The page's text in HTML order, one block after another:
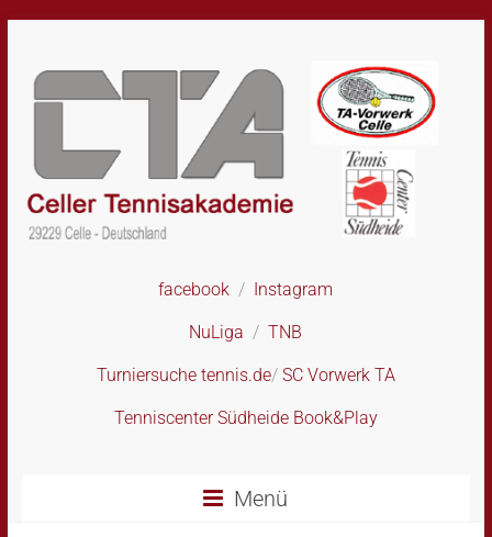
content
Tennisakademie
facebook / Instagram
NuLiga /TNB
Turniersuche tennis.de/ SC Vorwerk TA
Tenniscenter Südheide Book&Play
Menü